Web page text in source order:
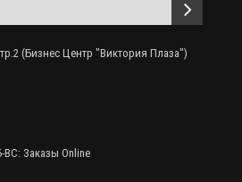
(Бизнес Центр "Виктория Плаза")
ВС: Заказы Online